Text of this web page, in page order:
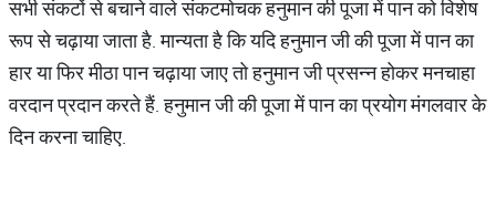
सभी संकटों से बचाने वाले संकटमोचक हनुमान की पूजा में पान को विशेष
रूप से चढ़ाया जाता है. मान्यता है कि यदि हनुमान जी की पूजा में पान का
हार या फिर मीठा पान चढ़ाया जाए तो हनुमान जी प्रसन्न होकर मनचाहा
वरदान प्रदान करते हैं. हनुमान जी की पूजा में पान का प्रयोग मंगलवार के
दिन करना चाहिए.